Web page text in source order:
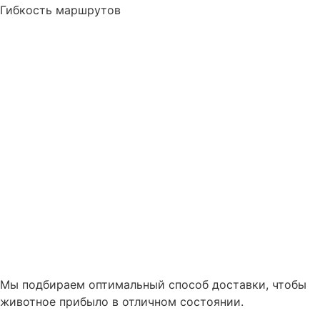
Гибкость маршрутов
Мы подбираем оптимальный способ доставки, чтобы
животное прибыло в отличном состоянии.